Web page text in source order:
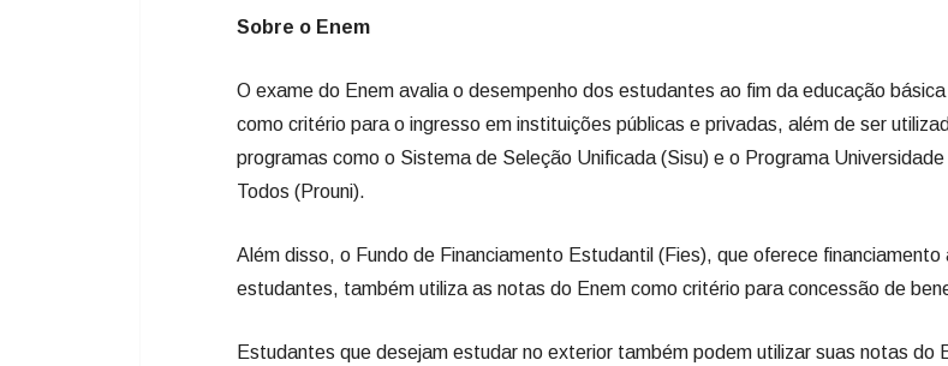
Sobre o Enem
O exame do Enem avalia o desempenho dos estudantes ao fim da educação
como critério para o ingresso em instituições públicas e privadas, além de ser
programas como o Sistema de Seleção Unificada (Sisu) e o Programa
Todos (Prouni).
Além disso, o Fundo de Financiamento Estudantil (Fies), que oferece financiamento
estudantes, também utiliza as notas do Enem como critério para concessão de
Estudantes que desejam estudar no exterior também podem utilizar suas notas do